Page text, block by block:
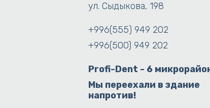
ул. Сыдыкова, 198
+996(555) 949 202
+996(500) 949 202
Profi-Dent - 6
Мы переехали в здание
напротив!